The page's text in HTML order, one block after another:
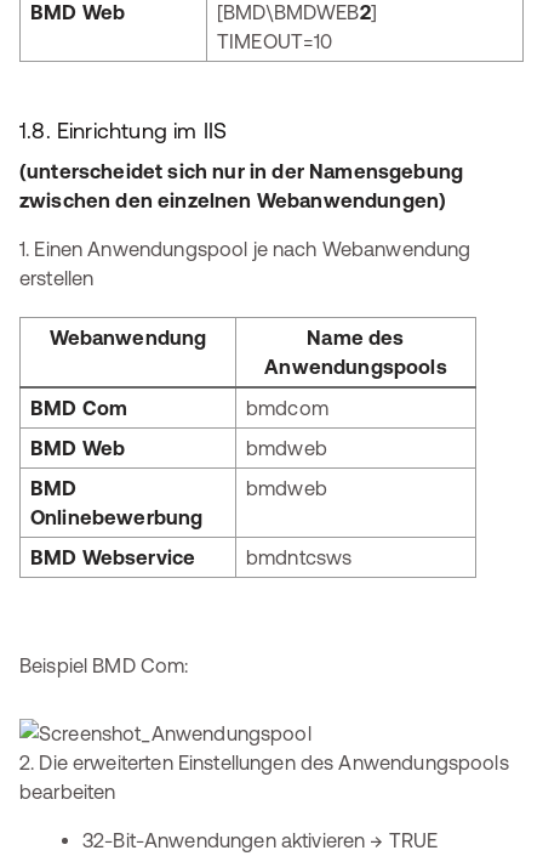
BMD Web
[BMD\BMDWEB2]
TIMEOUT=10
1.8. Einrichtung im IIS
(unterscheidet sich nur in der Namensgebung
zwischen den einzelnen Webanwendungen)
1. Einen Anwendungspool je nach Webanwendung
erstellen
Webanwendung
Name des
Anwendungspools
BMD Com
bmdcom
BMD Web
bmdweb
BMD
Onlinebewerbung
bmdweb
BMD Webservice bmdntcsws
Beispiel BMD Com:
2. Die erweiterten Einstellungen des Anwendungspools
bearbeiten
32-Bit-Anwendungen aktivieren → TRUE